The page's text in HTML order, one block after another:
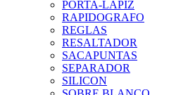
PORTA-LAPIZ
RAPIDOGRAFO
REGLAS
RESALTADOR
SACAPUNTAS
SEPARADOR
SILICON